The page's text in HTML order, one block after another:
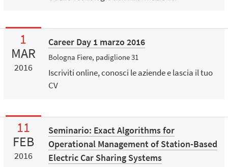
1
MAR
2016
Career Day 1 marzo 2016
Bologna Fiere, padiglione 31
Iscriviti online, conosci le aziende e lascia il tuo
CV
11
FEB
2016
Seminario: Exact Algorithms for
Operational Management of Station-Based
Electric Car Sharing Systems